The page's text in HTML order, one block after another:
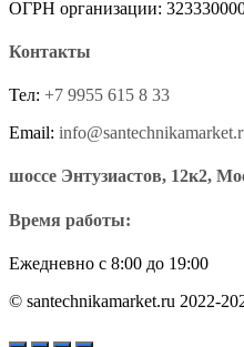
ОГРН организации:
Контакты
Тел: +7 9955 615 8 33
Email:
шоссе Энтузиастов, 12к2,
Время работы:
Ежедневно с 8:00 до 19:00
© santechnikamarket.ru 2022-